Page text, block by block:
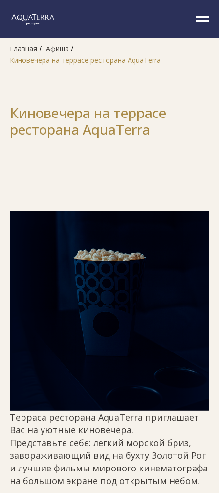
Главная / Афиша /
Киновечера на террасе ресторана AquaTerra
Киновечера на террасе
ресторана AquaTerra
Терраса ресторана AquaTerra приглашает
Вас на уютные киновечера.
Представьте себе: легкий морской бриз,
завораживающий вид на бухту Золотой Рог
и лучшие фильмы мирового кинематографа
на большом экране под открытым небом.